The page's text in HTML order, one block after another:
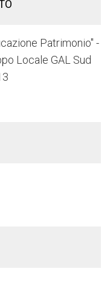
Patrimonio" -
Locale GAL Sud